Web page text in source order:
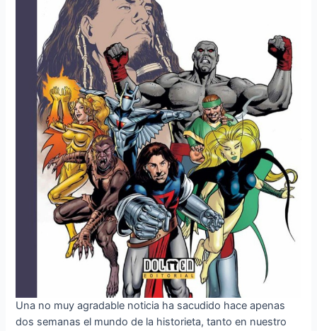
Una no muy agradable noticia ha sacudido hace apenas
dos semanas el mundo de la historieta, tanto en nuestro